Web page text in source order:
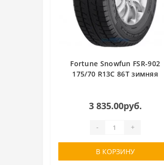
Fortune Snowfun FSR-902
175/70 R13C 86T зимняя
3 835.00руб.
- +
В КОРЗИНУ